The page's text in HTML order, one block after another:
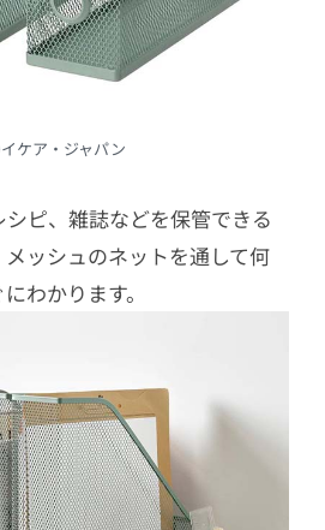
ケア・ジャパン
ピ、雑誌などを保管できる
ッシュのネットを通して何
わかります。